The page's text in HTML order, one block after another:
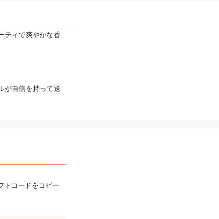
ティで爽やかな香
が自信を持って送
トコードをコピー